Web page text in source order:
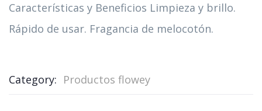
Características y Beneficios Limpieza y brillo.
Rápido de usar. Fragancia de melocotón.
Category: Productos flowey